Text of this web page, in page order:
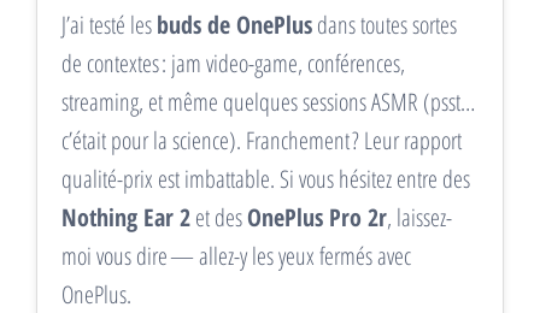
J’ai testé lesbuds de OnePlusdans toutes sortes
de contextes : jam video-game, conférences,
streaming, et même quelques sessions ASMR (psst…
c’était pour la science). Franchement ? Leur rapport
qualité-prix est imbattable. Si vous hésitez entre des
Nothing Ear 2et desOnePlus Pro 2r, laissez-
moi vous dire — allez-y les yeux fermés avec
OnePlus.